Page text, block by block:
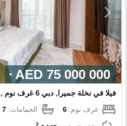
75 000 000 AED
فيلا في نخلة جميرا, دبي 6 غرف نوم , 1449 م² رقم 3757
غرف نوم:6 الحمامات:7